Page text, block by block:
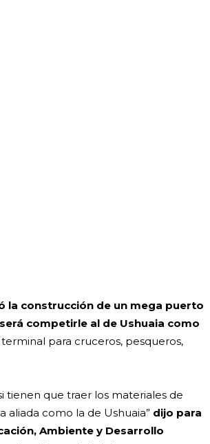
la construcción de un mega puerto
competirle al de Ushuaia como
para cruceros, pesqueros,
tienen que traer los materiales de
aliada como la de Ushuaia” dijo para
Ambiente y Desarrollo